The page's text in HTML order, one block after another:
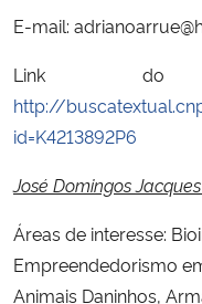
E-mail:
Link do
http://
id=K4213892P6
José Domingos
Áreas de interesse:
Empreendedorismo
Animais Daninhos,